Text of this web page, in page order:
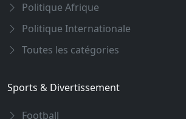
Politique Afrique
Politique Internationale
Toutes les catégories
Sports & Divertissement
Football